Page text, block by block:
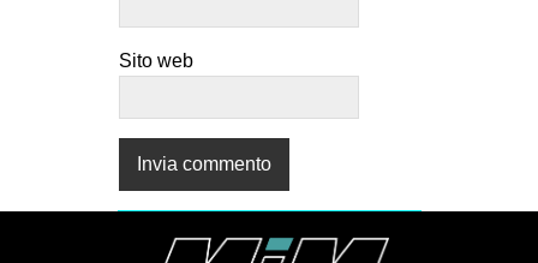
Sito web